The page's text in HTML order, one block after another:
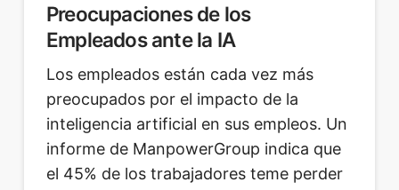
Preocupaciones de los
Empleados ante la IA
Los empleados están cada vez más
preocupados por el impacto de la
inteligencia artificial en sus empleos. Un
informe de ManpowerGroup indica que
el 45% de los trabajadores teme perder